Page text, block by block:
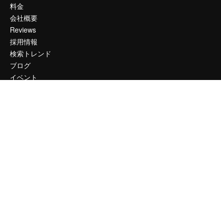
料金
会社概要
Reviews
採用情報
検索トレンド
ブログ
イベント